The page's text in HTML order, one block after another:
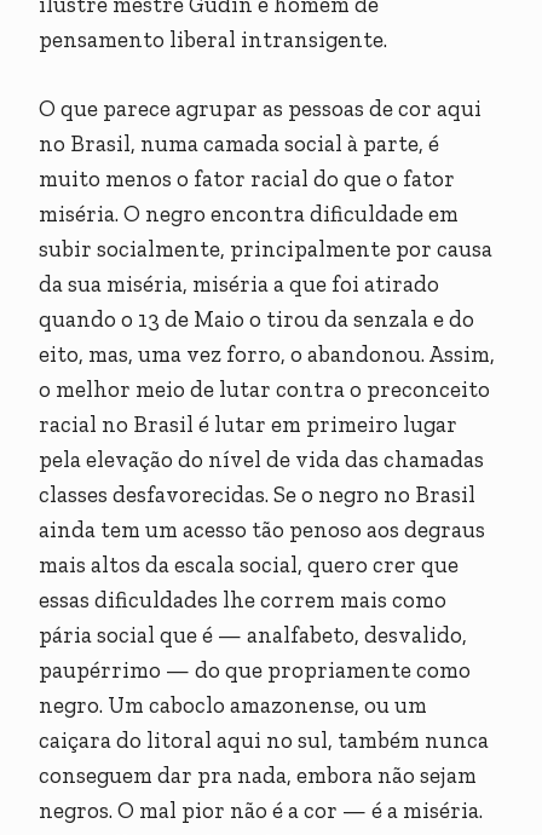
pensamento liberal intransigente.
O que parece agrupar as pessoas de cor aqui
no Brasil, numa camada social à parte, é
muito menos o fator racial do que o fator
miséria. O negro encontra dificuldade em
subir socialmente, principalmente por causa
da sua miséria, miséria a que foi atirado
quando o 13 de Maio o tirou da senzala e do
eito, mas, uma vez forro, o abandonou. Assim,
o melhor meio de lutar contra o preconceito
racial no Brasil é lutar em primeiro lugar
pela elevação do nível de vida das chamadas
classes desfavorecidas. Se o negro no Brasil
ainda tem um acesso tão penoso aos degraus
mais altos da escala social, quero crer que
essas dificuldades lhe correm mais como
pária social que é — analfabeto, desvalido,
paupérrimo — do que propriamente como
negro. Um caboclo amazonense, ou um
caiçara do litoral aqui no sul, também nunca
conseguem dar pra nada, embora não sejam
negros. O mal pior não é a cor — é a miséria.